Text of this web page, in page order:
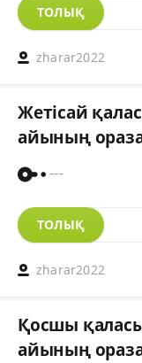
ТОЛЫҚ
zharar2022
Жетісай
айының ораза
---
ТОЛЫҚ
zharar2022
Қосшы
айының ораза